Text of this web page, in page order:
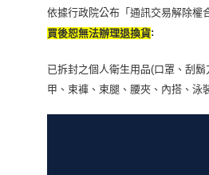
依據行政院公布「通訊交易解除權
買後恕無法辦理退換貨:
已拆封之個人衛生用品(口罩、刮
甲、束褲、束腿、腰夾、內搭、泳